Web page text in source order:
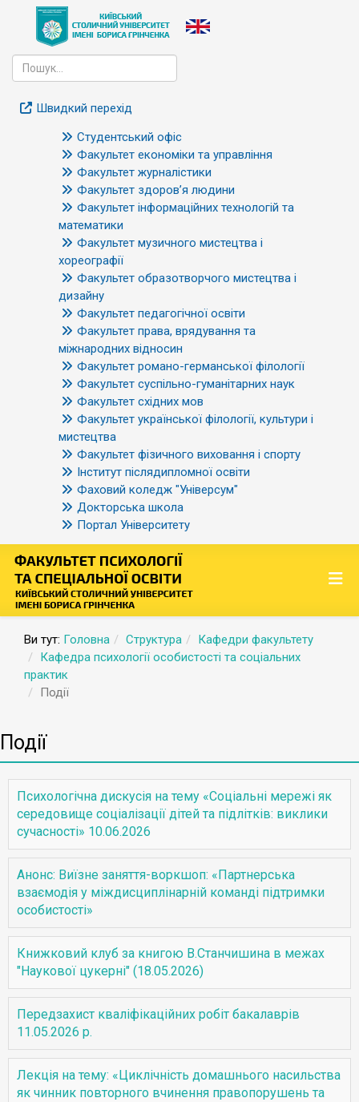
Швидкий перехід
Студентський офіс
Факультет економіки та управління
Факультет журналістики
Факультет здоров’я людини
Факультет інформаційних технологій та
математики
Факультет музичного мистецтва і
хореографії
Факультет образотворчого мистецтва і
дизайну
Факультет педагогічної освіти
Факультет права, врядування та
міжнародних відносин
Факультет романо-германської філології
Факультет суспільно-гуманітарних наук
Факультет східних мов
Факультет української філології, культури і
мистецтва
Факультет фізичного виховання і спорту
Інститут післядипломної освіти
Фаховий коледж "Універсум"
Докторська школа
Портал Університету
Ви тут: Головна Структура
Кафедри факультету
Кафедра психології особистості та соціальних
практик
Події
Події
Психологічна дискусія на тему «Соціальні мережі як
середовище соціалізації дітей та підлітків: виклики
сучасності» 10.06.2026
Анонс: Виїзне заняття-воркшоп: «Партнерська
взаємодія у міждисциплінарній команді підтримки
особистості»
Книжковий клуб за книгою В.Станчишина в межах
"Наукової цукерні" (18.05.2026)
Передзахист кваліфікаційних робіт бакалаврів
11.05.2026 р.
Лекція на тему: «Циклічність домашнього насильства
як чинник повторного вчинення правопорушень та